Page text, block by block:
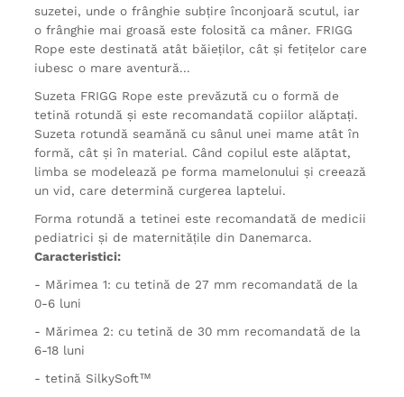
suzetei, unde o frânghie subțire înconjoară scutul, iar
o frânghie mai groasă este folosită ca mâner. FRIGG
Rope este destinată atât băieților, cât și fetițelor care
iubesc o mare aventură...
Suzeta FRIGG Rope este prevăzută cu o formă de
tetină rotundă și este recomandată copiilor alăptați.
Suzeta rotundă seamănă cu sânul unei mame atât în
formă, cât și în material. Când copilul este alăptat,
limba se modelează pe forma mamelonului și creează
un vid, care determină curgerea laptelui.
Forma rotundă a tetinei este recomandată de medicii
pediatrici și de maternitățile din Danemarca.
Caracteristici:
- Mărimea 1: cu tetină de 27 mm recomandată de la
0-6 luni
- Mărimea 2: cu tetină de 30 mm recomandată de la
6-18 luni
- tetină SilkySoft™